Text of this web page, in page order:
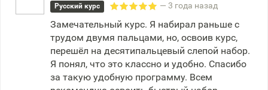
Русский курс — 3 года назад
Замечательный курс. Я набирал раньше с
трудом двумя пальцами, но, освоив курс,
перешёл на десятипальцевый слепой набор.
Я понял, что это классно и удобно. Спасибо
за такую удобную программу. Всем